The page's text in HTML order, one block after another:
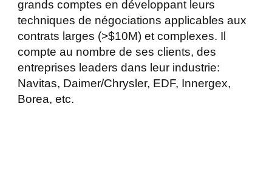
grands comptes en développant leurs
techniques de négociations applicables aux
contrats larges (>$10M) et complexes. Il
compte au nombre de ses clients, des
entreprises leaders dans leur industrie:
Navitas, Daimer/Chrysler, EDF, Innergex,
Borea, etc.